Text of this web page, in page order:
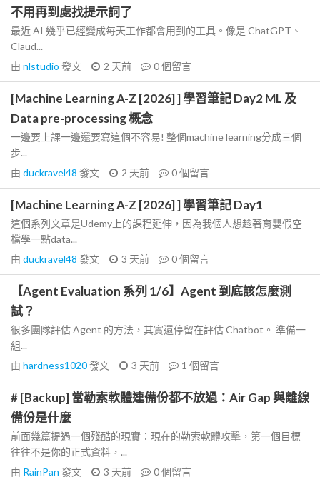
不用再到處找提示詞了
最近 AI 幾乎已經變成每天工作都會用到的工具。像是 ChatGPT、
Claud...
由 nlstudio 發文 2 天前 0個留言
[Machine Learning A-Z [2026] ] 學習筆記 Day2 ML 及
Data pre-processing 概念
一邊要上課一邊還要寫這個不容易! 整個machine learning分成三個
步...
由 duckravel48 發文 2 天前 0個留言
[Machine Learning A-Z [2026] ] 學習筆記 Day1
這個系列文章是Udemy上的課程延伸，因為我個人想趁著育嬰假空
檔學一點data...
由 duckravel48 發文 3 天前 0個留言
【Agent Evaluation 系列 1/6】Agent 到底該怎麼測
試？
很多團隊評估 Agent 的方法，其實還停留在評估 Chatbot。 準備一
組...
由 hardness1020發文 3 天前 1 個留言
# [Backup] 當勒索軟體連備份都不放過：Air Gap 與離線
備份是什麼
前面幾篇提過一個殘酷的現實：現在的勒索軟體攻擊，第一個目標
往往不是你的正式資料，...
由 RainPan 發文 3 天前 0個留言